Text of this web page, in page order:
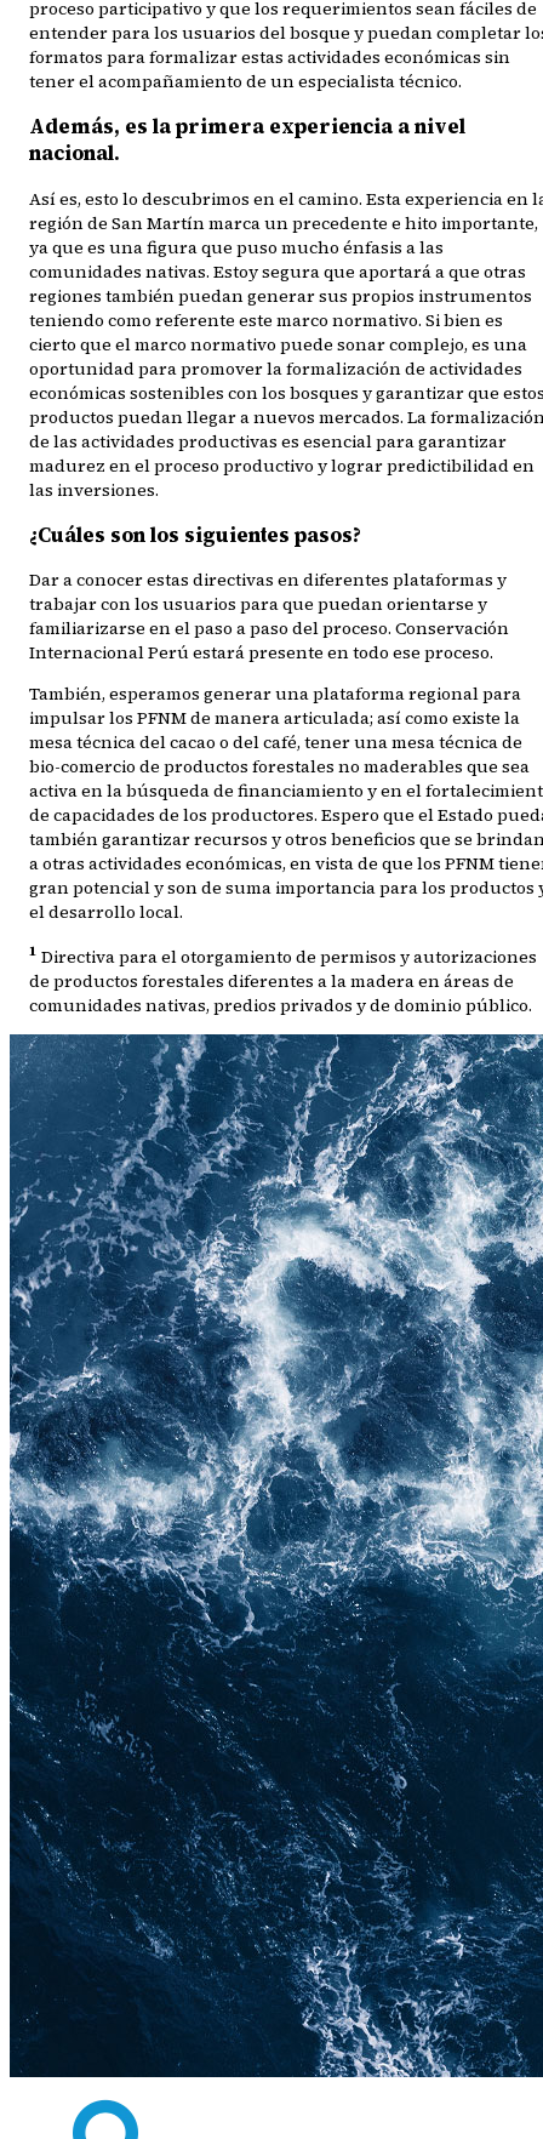
proceso participativo y que los requerimientos sean fáciles de
entender para los usuarios del bosque y puedan completar
formatos para formalizar estas actividades económicas sin
tener el acompañamiento de un especialista técnico.
Además, es la primera experiencia a nivel
nacional.
Así es, esto lo descubrimos en el camino. Esta experiencia en
región de San Martín marca un precedente e hito importante,
ya que es una figura que puso mucho énfasis a las
comunidades nativas. Estoy segura que aportará a que otras
regiones también puedan generar sus propios instrumentos
teniendo como referente este marco normativo. Si bien es
cierto que el marco normativo puede sonar complejo, es una
oportunidad para promover la formalización de actividades
económicas sostenibles con los bosques y garantizar que
productos puedan llegar a nuevos mercados. La
de las actividades productivas es esencial para garantizar
madurez en el proceso productivo y lograr predictibilidad en
las inversiones.
¿Cuáles son los siguientes pasos?
Dar a conocer estas directivas en diferentes plataformas y
trabajar con los usuarios para que puedan orientarse y
familiarizarse en el paso a paso del proceso. Conservación
Internacional Perú estará presente en todo ese proceso.
También, esperamos generar una plataforma regional para
impulsar los PFNM de manera articulada; así como existe la
mesa técnica del cacao o del café, tener una mesa técnica de
bio-comercio de productos forestales no maderables que sea
activa en la búsqueda de financiamiento y en el
de capacidades de los productores. Espero que el Estado
también garantizar recursos y otros beneficios que se
a otras actividades económicas, en vista de que los PFNM
gran potencial y son de suma importancia para los productos
el desarrollo local.
1 Directiva para el otorgamiento de permisos y autorizaciones
de productos forestales diferentes a la madera en áreas de
comunidades nativas, predios privados y de dominio público.